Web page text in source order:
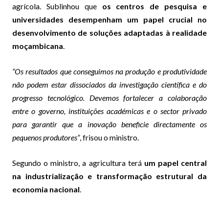
agrícola. Sublinhou que os centros de pesquisa e
universidades desempenham um papel crucial no
desenvolvimento de soluções adaptadas à realidade
moçambicana.
“Os resultados que conseguimos na produção e produtividade
não podem estar dissociados da investigação científica e do
progresso tecnológico. Devemos fortalecer a colaboração
entre o governo, instituições académicas e o sector privado
para garantir que a inovação beneficie directamente os
pequenos produtores”, frisou o ministro.
Segundo o ministro, a agricultura terá um papel central
na industrialização e transformação estrutural da
economia nacional.